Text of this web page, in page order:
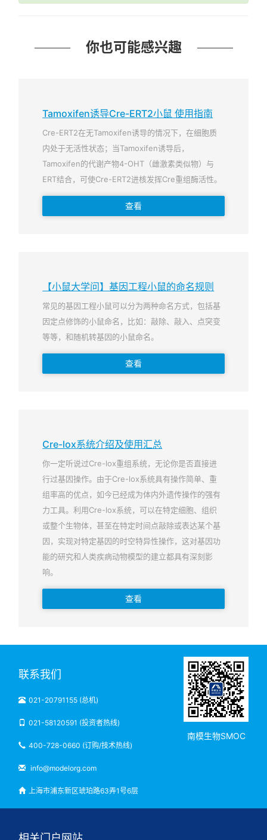
你也可能感兴趣
Tamoxifen诱导Cre-ERT2小鼠 使用指南
Cre-ERT2在无Tamoxifen诱导的情况下，在细胞质
内处于无活性状态；当Tamoxifen诱导后，
Tamoxifen的代谢产物4-OHT（雌激素类似物）与
ERT结合，可使Cre-ERT2进核发挥Cre重组酶活性。
查看
【小鼠大学问】基因工程小鼠的命名规则
常见的基因工程小鼠可以分为两种命名方式，包括基
因定点修饰的小鼠命名，比如：敲除、敲入、点突变
等等，和随机转基因的小鼠命名。
查看
Cre-lox系统介绍及使用汇总
你一定听说过Cre-lox重组系统，无论你是否直接进
行过基因操作。由于Cre-lox系统具有操作简单、重
组率高的优点，如今已经成为体内外遗传操作的强有
力工具。利用Cre-lox系统，可以在特定细胞、组织
或整个生物体，甚至在特定时间点敲除或表达某个基
因，实现对特定基因的时空特异性操作，这对基因功
能的研究和人类疾病动物模型的建立都具有深刻影
响。
查看
联系我们
021-20791155 (总机)
021-58120591 (投资者热线)
400-728-0660 (订购/技术热线)
info@modelorg.com
上海市浦东新区琥珀路63弄1号6层
南模生物SMOC